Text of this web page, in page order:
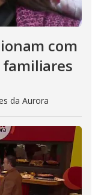
com
familiares
da Aurora